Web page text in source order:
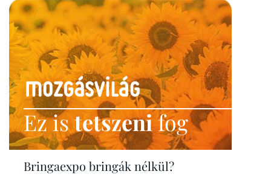
Ez istetszenifog
Bringaexpo bringák nélkül?